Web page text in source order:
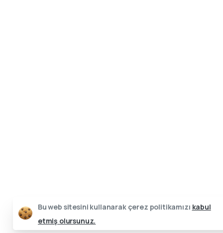
Bu web sitesini kullanarak çerez politikamızı kabul
etmiş olursunuz.